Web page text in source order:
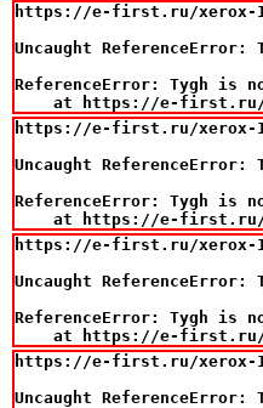
https://e-first.ru/xerox-
Uncaught
ReferenceError: Tygh is
at https://e-
https://e-first.ru/xerox-
Uncaught
ReferenceError: Tygh is
at https://e-
https://e-first.ru/xerox-
Uncaught
ReferenceError: Tygh is
at https://e-
https://e-first.ru/xerox-
Uncaught